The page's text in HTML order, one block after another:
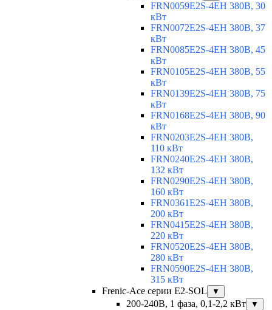
FRN0059E2S-4EH 380В, 30
кВт
FRN0072E2S-4EH 380В, 37
кВт
FRN0085E2S-4EH 380В, 45
кВт
FRN0105E2S-4EH 380В, 55
кВт
FRN0139E2S-4EH 380В, 75
кВт
FRN0168E2S-4EH 380В, 90
кВт
FRN0203E2S-4EH 380В,
110 кВт
FRN0240E2S-4EH 380В,
132 кВт
FRN0290E2S-4EH 380В,
160 кВт
FRN0361E2S-4EH 380В,
200 кВт
FRN0415E2S-4EH 380В,
220 кВт
FRN0520E2S-4EH 380В,
280 кВт
FRN0590E2S-4EH 380В,
315 кВт
Frenic-Ace серии E2-SOL
▼
200-240В, 1 фаза, 0,1-2,2 кВт ▼